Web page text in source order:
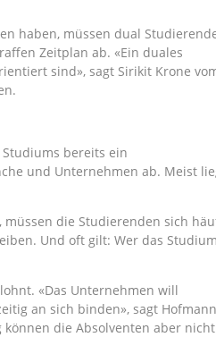
haben, müssen dual
Zeitplan ab. «Ein duales
sind», sagt Sirikit Krone
bereits ein
und Unternehmen ab. Meist
die Studierenden sich
Und oft gilt: Wer das Studium
«Das Unternehmen will
an sich binden», sagt Hofmann
können die Absolventen aber nicht